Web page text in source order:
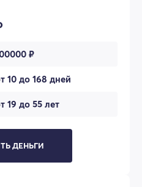
₽
10 до 168 дней
19 до 55 лет
ДЕНЬГИ